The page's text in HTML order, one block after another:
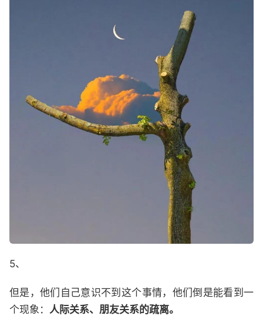
5、
但是，他们自己意识不到这个事情，他们倒是能看到一
个现象： 人际关系、朋友关系的疏离。